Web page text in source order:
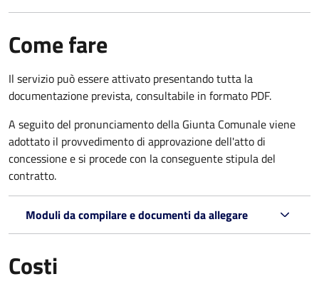
Come fare
Il servizio può essere attivato presentando tutta la
documentazione prevista, consultabile in formato PDF.
A seguito del pronunciamento della Giunta Comunale viene
adottato il provvedimento di approvazione dell'atto di
concessione e si procede con la conseguente stipula del
contratto.
Moduli da compilare e documenti da allegare
Costi